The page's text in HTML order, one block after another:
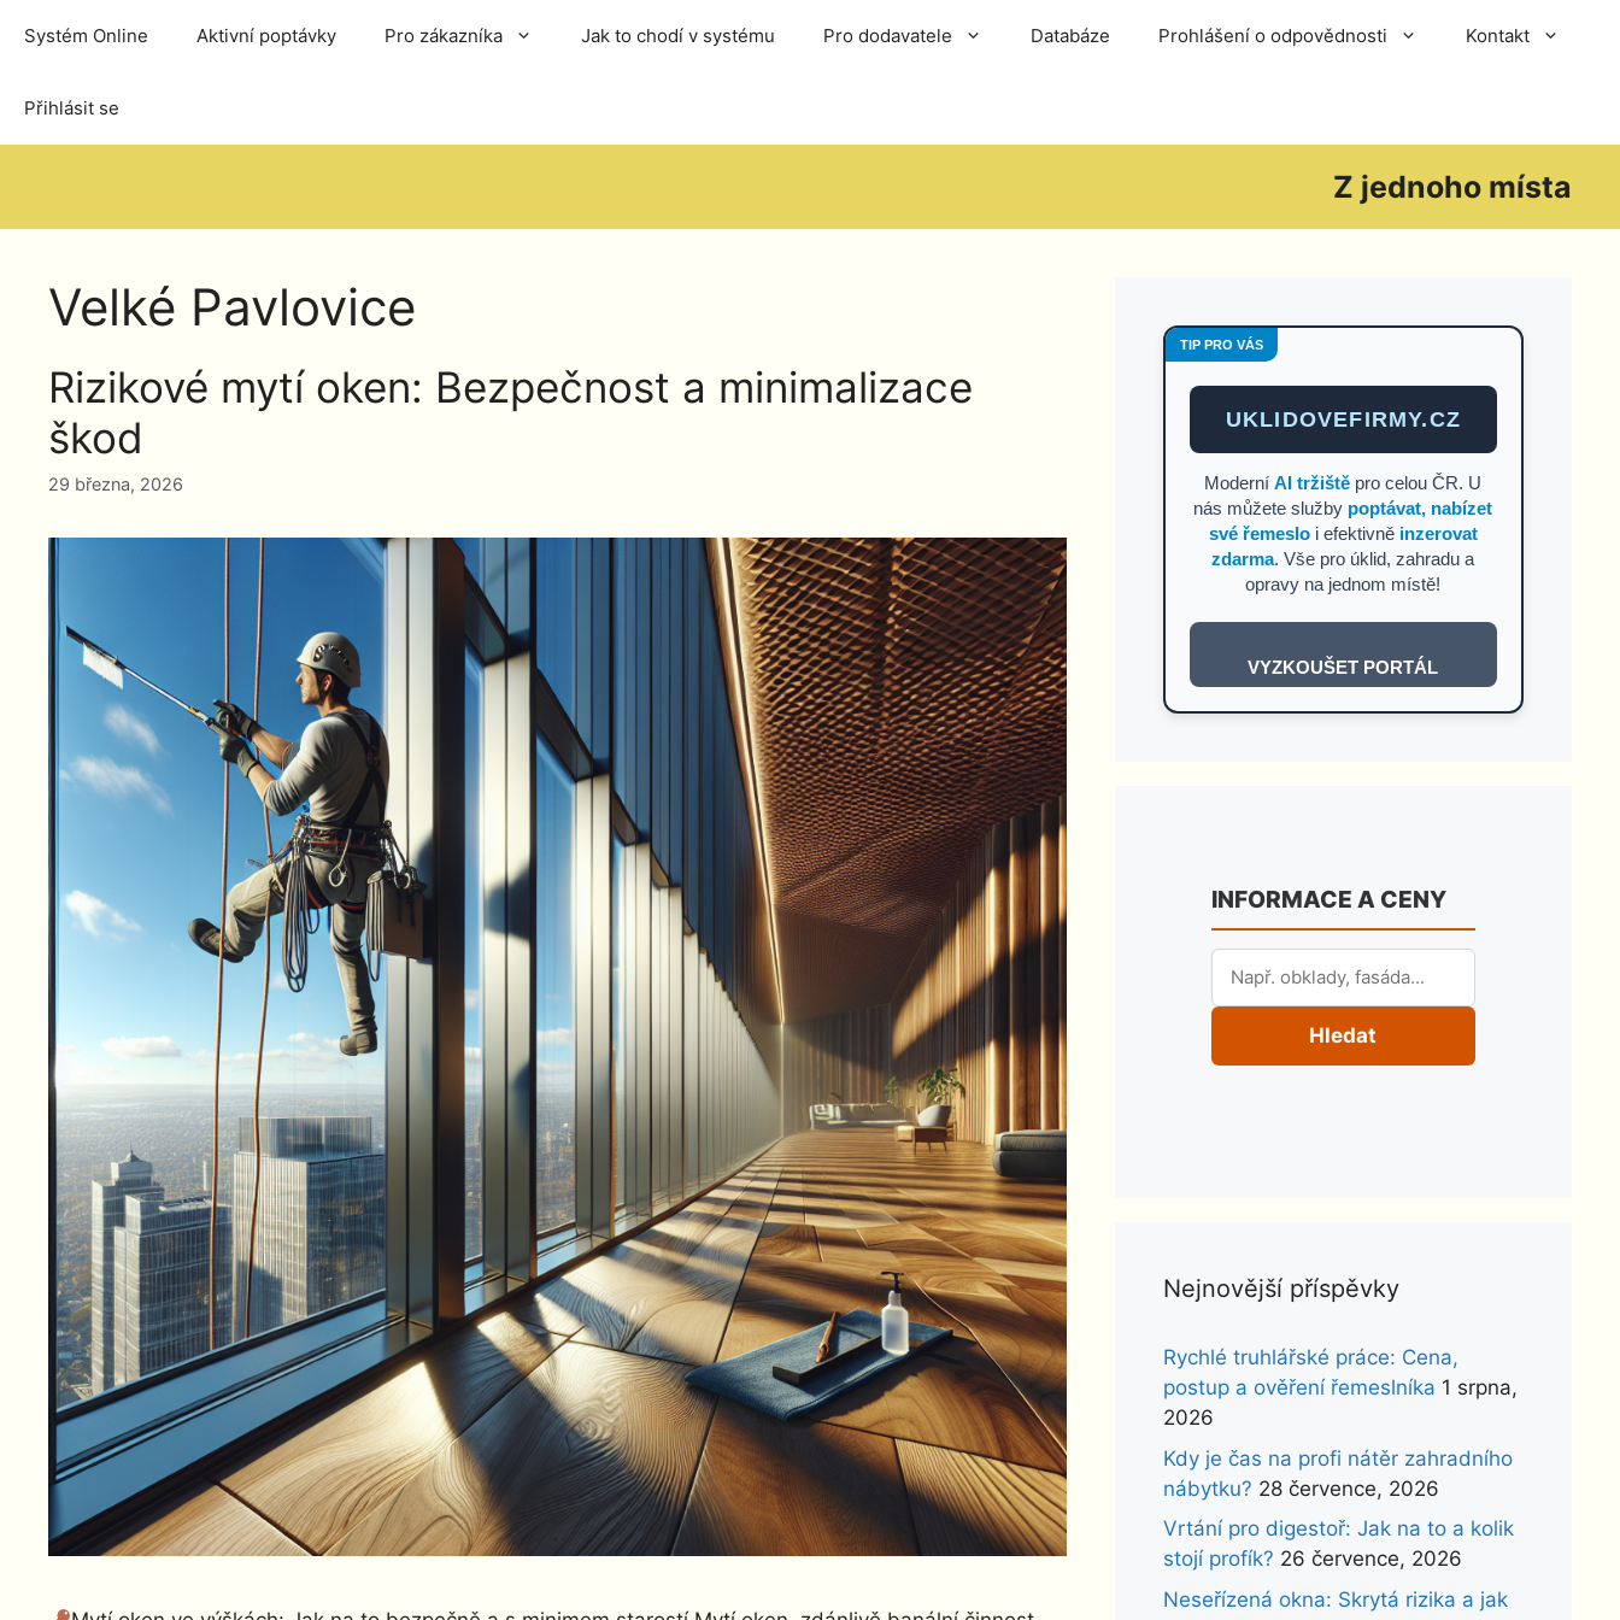
Systém Online Aktivní poptávky Pro zákazníka Jak to chodí v systému Pro dodavatele Databáze Prohlášení o odpovědnosti Kontakt
Přihlásit se
Z jednoho místa
Velké Pavlovice
Rizikové mytí oken: Bezpečnost a minimalizace
škod
29 března, 2026
TIP PRO VÁS
UKLIDOVEFIRMY.CZ
ModerníAI tržiště pro celou ČR. U
nás můžete služby poptávat, nabízet
své řemesloi efektivně inzerovat
zdarma. Vše pro úklid, zahradu a
opravy na jednom místě!
VYZKOUŠET PORTÁL
INFORMACE A CENY
Hledat
Nejnovější příspěvky
Rychlé truhlářské práce: Cena,
postup a ověření řemeslníka 1 srpna,
2026
Kdy je čas na profi nátěr zahradního
nábytku? 28 července, 2026
Vrtání pro digestoř: Jak na to a kolik
stojí profík? 26 července, 2026
Neseřízená okna: Skrytá rizika a jak